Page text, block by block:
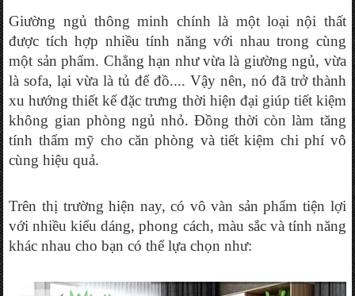
Giường ngủ thông minh chính là một loại nội thất
được tích hợp nhiều tính năng với nhau trong cùng
một sản phẩm. Chẳng hạn như vừa là giường ngủ, vừa
là sofa, lại vừa là tủ để đồ.... Vậy nên, nó đã trở thành
xu hướng thiết kế đặc trưng thời hiện đại giúp tiết kiệm
không gian phòng ngủ nhỏ. Đồng thời còn làm tăng
tính thẩm mỹ cho căn phòng và tiết kiệm chi phí vô
cùng hiệu quả.
Trên thị trường hiện nay, có vô vàn sản phẩm tiện lợi
với nhiều kiểu dáng, phong cách, màu sắc và tính năng
khác nhau cho bạn có thể lựa chọn như: